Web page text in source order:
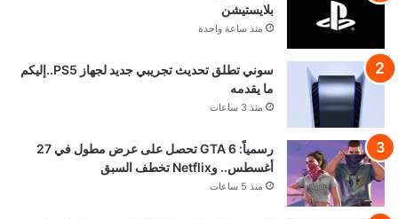
بلايستيشن
منذ ساعة واحدة
سوني تطلق تحديث تجريبي جديد لجهاز PS5..إليكم
ما يقدمه
منذ 3 ساعات
رسمياً: GTA 6 تحصل على عرض مطول في 27
أغسطس.. وNetflix تخطف السبق
منذ 5 ساعات